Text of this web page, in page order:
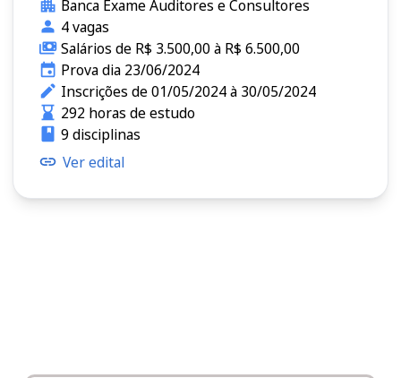
Banca Exame Auditores e Consultores
4 vagas
Salários de R$ 3.500,00 à R$ 6.500,00
Prova dia 23/06/2024
Inscrições de 01/05/2024 à 30/05/2024
292 horas de estudo
9 disciplinas
Ver edital